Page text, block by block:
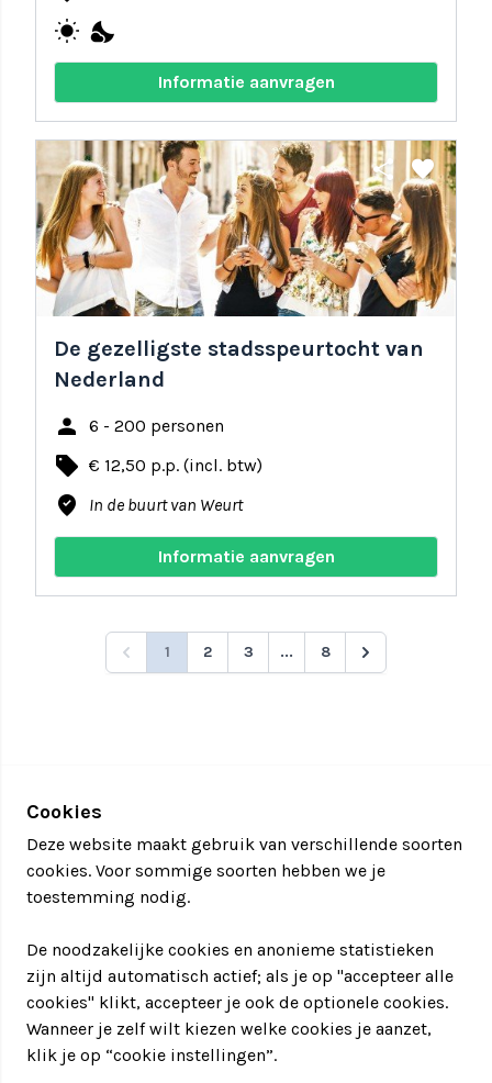
wb_sunny nights_stay
Informatie aanvragen
share favorite
De gezelligste stadsspeurtocht van
Nederland
person 6 - 200 personen
local_offer € 12,50 p.p. (incl. btw)
where_to_vote In de buurt van Weurt
Informatie aanvragen
1 2 3 ... 8
Cookies
Deze website maakt gebruik van verschillende soorten
cookies. Voor sommige soorten hebben we je
toestemming nodig.
De noodzakelijke cookies en anonieme statistieken
zijn altijd automatisch actief; als je op "accepteer alle
cookies" klikt, accepteer je ook de optionele cookies.
Wanneer je zelf wilt kiezen welke cookies je aanzet,
klik je op “cookie instellingen”.